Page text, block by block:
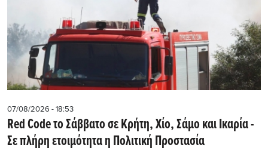
07/08/2026 - 18:53
Red Code το Σάββατο σε Κρήτη, Χίο, Σάμο και Ικαρία -
Σε πλήρη ετοιμότητα η Πολιτική Προστασία